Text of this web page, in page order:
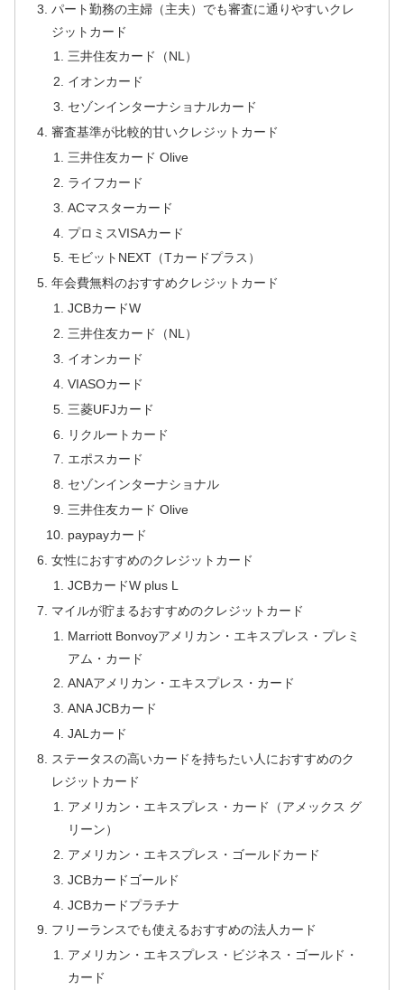
パート勤務の主婦（主夫）でも審査に通りやすいクレ
ジットカード
三井住友カード（NL）
イオンカード
セゾンインターナショナルカード
審査基準が比較的甘いクレジットカード
三井住友カード Olive
ライフカード
ACマスターカード
プロミスVISAカード
モビットNEXT（Tカードプラス）
年会費無料のおすすめクレジットカード
JCBカードW
三井住友カード（NL）
イオンカード
VIASOカード
三菱UFJカード
リクルートカード
エポスカード
セゾンインターナショナル
三井住友カード Olive
paypayカード
女性におすすめのクレジットカード
JCBカードW plus L
マイルが貯まるおすすめのクレジットカード
Marriott Bonvoyアメリカン・エキスプレス・プレミ
アム・カード
ANAアメリカン・エキスプレス・カード
ANA JCBカード
JALカード
ステータスの高いカードを持ちたい人におすすめのク
レジットカード
アメリカン・エキスプレス・カード（アメックス グ
リーン）
アメリカン・エキスプレス・ゴールドカード
JCBカードゴールド
JCBカードプラチナ
フリーランスでも使えるおすすめの法人カード
アメリカン・エキスプレス・ビジネス・ゴールド・
カード